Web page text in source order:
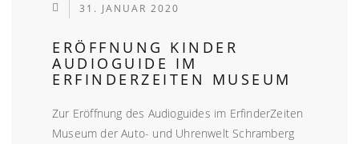
31. JANUAR 2020
ERÖFFNUNG KINDER
AUDIOGUIDE IM
ERFINDERZEITEN MUSEUM
Zur Eröffnung des Audioguides im ErfinderZeiten
Museum der Auto- und Uhrenwelt Schramberg